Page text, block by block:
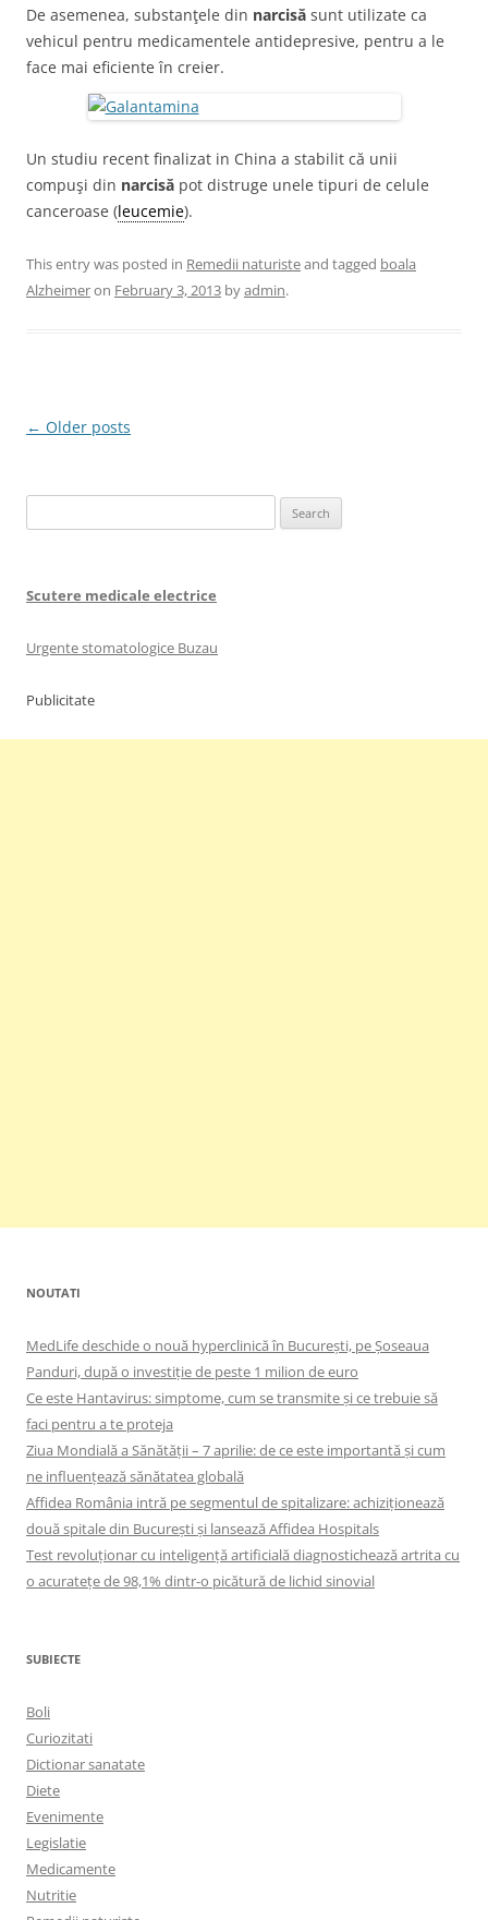
De asemenea, substanţele din narcisă sunt utilizate ca
vehicul pentru medicamentele antidepresive, pentru a le
face mai eficiente în creier.
Un studiu recent finalizat in China a stabilit că unii
compuşi din narcisă pot distruge unele tipuri de celule
canceroase (leucemie).
This entry was posted in Remedii naturisteand tagged boala
Alzheimeron February 3, 2013 byadmin.
Post
← Older posts
for:
Scutere medicale electrice
Urgente stomatologice Buzau
Publicitate
NOUTATI
MedLife deschide o nouă hyperclinică în București, pe Șoseaua
Panduri, după o investiție de peste 1 milion de euro
Ce este Hantavirus: simptome, cum se transmite și ce trebuie să
faci pentru a te proteja
Ziua Mondială a Sănătății – 7 aprilie: de ce este importantă și cum
ne influențează sănătatea globală
Affidea România intră pe segmentul de spitalizare: achiziționează
două spitale din București și lansează Affidea Hospitals
Test revoluționar cu inteligență artificială diagnostichează artrita cu
o acuratețe de 98,1% dintr-o picătură de lichid sinovial
SUBIECTE
Boli
Curiozitati
Dictionar sanatate
Diete
Evenimente
Legislatie
Medicamente
Nutritie